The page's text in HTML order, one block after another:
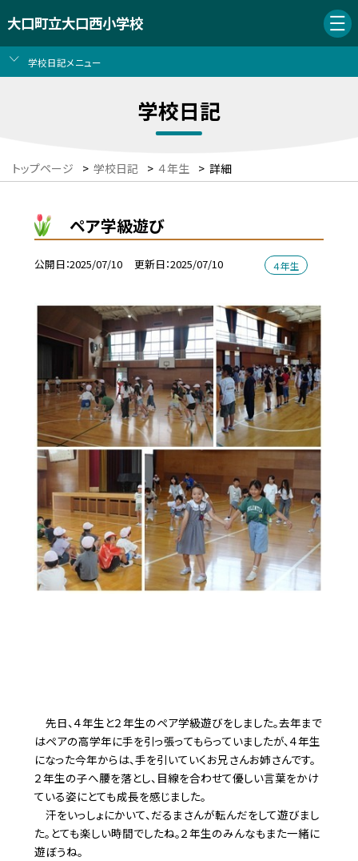
大口町立大口西小学校
学校日記メニュー
学校日記
トップページ > 学校日記 > ４年生 > 詳細
ペア学級遊び
公開日 2025/07/10 更新日 2025/07/10 ４年生
先日、４年生と２年生のペア学級遊びをしました。去年まで
はペアの高学年に手を引っ張ってもらっていましたが、４年生
になった今年からは、手を引いていくお兄さんお姉さんです。
２年生の子へ腰を落とし、目線を合わせて優しい言葉をかけ
ている姿にとても成長を感じました。
汗をいっしょにかいて、だるまさんが転んだをして遊びまし
た。とても楽しい時間でしたね。２年生のみんなもまた一緒に
遊ぼうね。